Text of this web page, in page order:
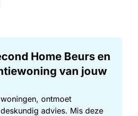
Home Beurs en
van jouw
ontmoet
advies. Mis deze